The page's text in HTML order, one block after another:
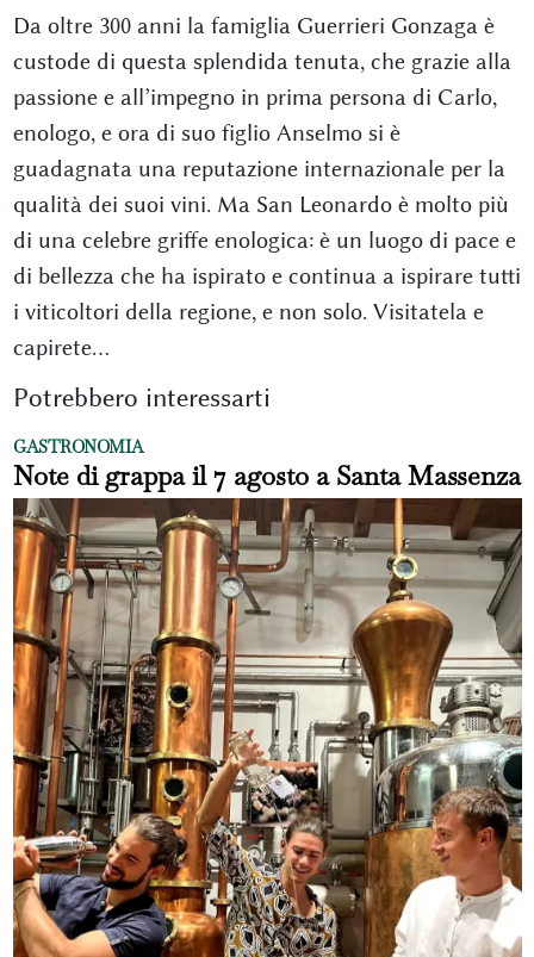
Da oltre 300 anni la famiglia Guerrieri Gonzaga è
custode di questa splendida tenuta, che grazie alla
passione e all’impegno in prima persona di Carlo,
enologo, e ora di suo figlio Anselmo si è
guadagnata una reputazione internazionale per la
qualità dei suoi vini. Ma San Leonardo è molto più
di una celebre griffe enologica: è un luogo di pace e
di bellezza che ha ispirato e continua a ispirare tutti
i viticoltori della regione, e non solo. Visitatela e
capirete…
Potrebbero interessarti
GASTRONOMIA
Note di grappa il 7 agosto a Santa Massenza